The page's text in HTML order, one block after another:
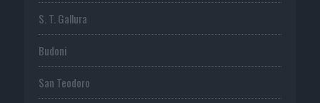
S. T. Gallura
Budoni
San Teodoro